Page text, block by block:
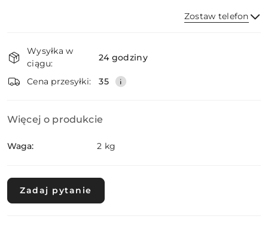
Zostaw telefon
i
dostawa
Wysyłka w
ciągu:
24 godziny
Cena przesyłki: 35
Więcej o produkcie
Waga: 2 kg
Zadaj pytanie